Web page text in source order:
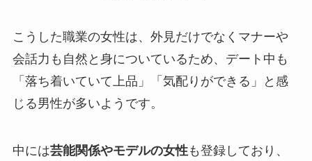
こうした職業の女性は、外見だけでなくマナーや
会話力も自然と身についているため、デート中も
「落ち着いていて上品」「気配りができる」と感
じる男性が多いようです。
中には芸能関係やモデルの女性も登録しており、